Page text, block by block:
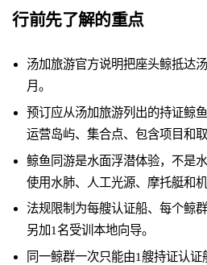
行前先了解的重点
汤加旅游官方说明把座头鲸抵达
月。
预订应从汤加旅游列出的持证鲸
运营岛屿、集合点、包含项目和取
鲸鱼同游是水面浮潜体验，不是
使用水肺、人工光源、摩托艇和
法规限制为每艘认证船、每个鲸
另加1名受训本地向导。
同一鲸群一次只能由1艘持证认